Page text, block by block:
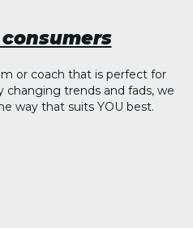
or coach that is perfect for
trends and fads, we
way that suits YOU best.